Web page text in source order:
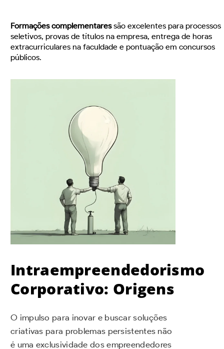
Formações complementaressão excelentes para processos
seletivos, provas de títulos na empresa, entrega de horas
extracurriculares na faculdade e pontuação em concursos
públicos.
Intraempreendedorismo
Corporativo: Origens
O impulso para inovar e buscar soluções
criativas para problemas persistentes não
é uma exclusividade dos empreendedores